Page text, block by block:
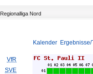
Regionalliga Nord
Kalender
VfR
SVE